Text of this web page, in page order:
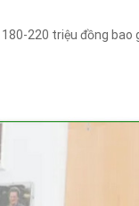
220 triệu đồng bao